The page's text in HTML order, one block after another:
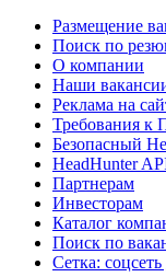
Размещение
Поиск по
О компании
Наши
Реклама на
Требования к
Безопасный
HeadHunter
Партнерам
Инвесторам
Каталог
Поиск по
Сетка: